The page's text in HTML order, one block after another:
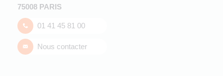
75008 PARIS
01 41 45 81 00
Nous contacter